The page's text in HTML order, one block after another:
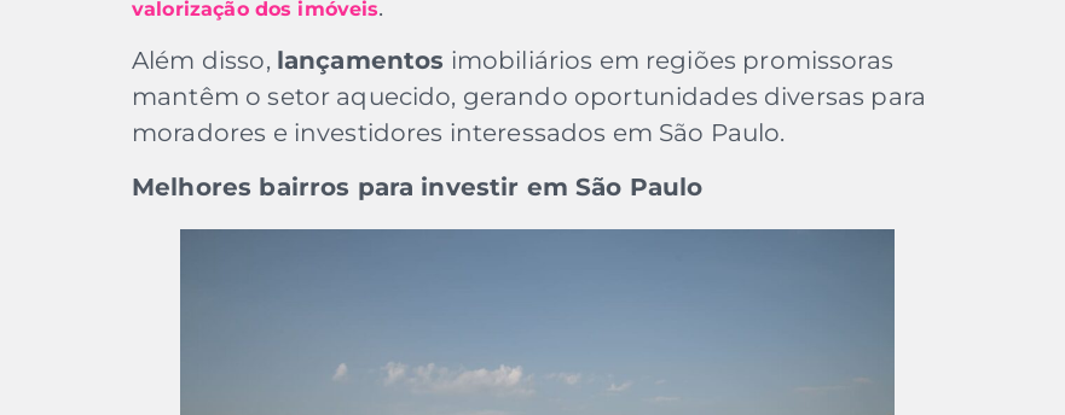
valorização dos imóveis.
Além disso, lançamentos imobiliários em regiões promissoras
mantêm o setor aquecido, gerando oportunidades diversas para
moradores e investidores interessados em São Paulo.
Melhores bairros para investir em São Paulo